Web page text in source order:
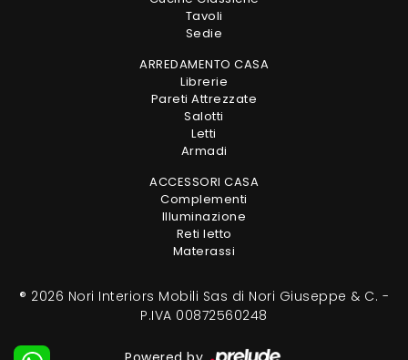
Tavoli
Sedie
ARREDAMENTO CASA
Librerie
Pareti Attrezzate
Salotti
Letti
Armadi
ACCESSORI CASA
Complementi
Illuminazione
Reti letto
Materassi
® 2026 Nori Interiors Mobili Sas di Nori Giuseppe & C. -
P.IVA 00872560248